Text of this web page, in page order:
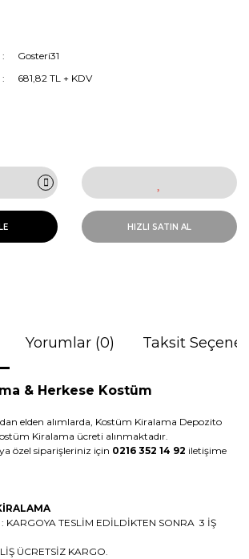
Gosteri31
681,82 TL + KDV
HIZLI SATIN AL
Yorumlar (0) Taksit
& Herkese Kostüm
elden alımlarda, Kostüm Kiralama Depozito
Kiralama ücreti alınmaktadır.
özel siparişleriniz için 0216 352 14 92 iletişime
KARGOYA TESLİM EDİLDİKTEN SONRA 3 İŞ
ÜCRETSİZ KARGO.